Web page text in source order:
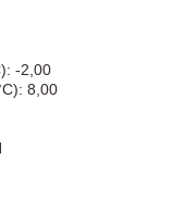
-2,00
8,00